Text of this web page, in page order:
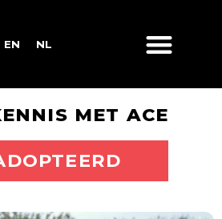
EN NL
MET ACE
MIJ